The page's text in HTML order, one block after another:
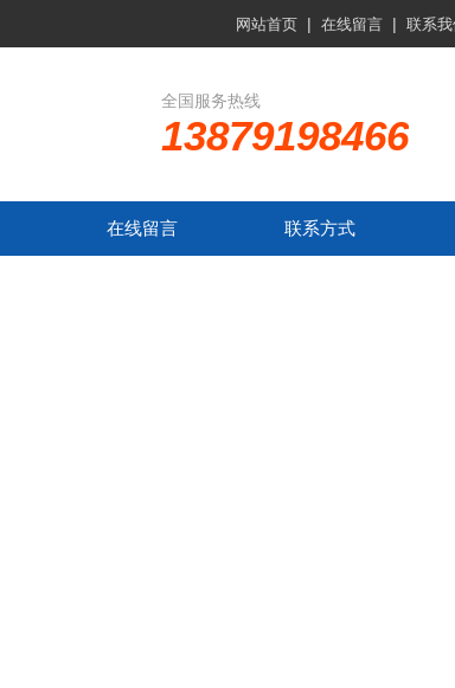
网站首页 | 在线留言 | 联系
全国服务热线
13879198466
在线留言 联系方式